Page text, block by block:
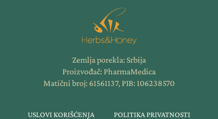
Zemlja porekla: Srbija
Proizvođač: PharmaMedica
Matični broj: 61561137, PIB: 106238570
USLOVI KORIŠĆENJA POLITIKA PRIVATNOSTI